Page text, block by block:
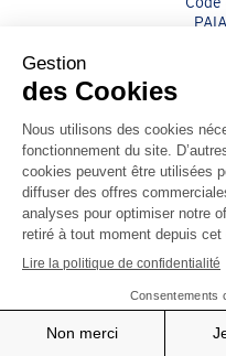
Code de
©